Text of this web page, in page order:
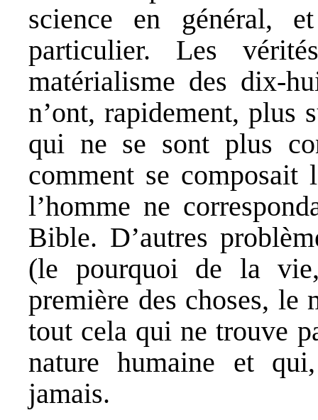
science en général,
particulier. Les
matérialisme des dix-
n’ont, rapidement, plus
qui ne se sont plus
comment se
l’homme ne
Bible. D’autres
(le pourquoi de la
première des choses, le
tout cela qui ne trouve
nature humaine et
jamais.